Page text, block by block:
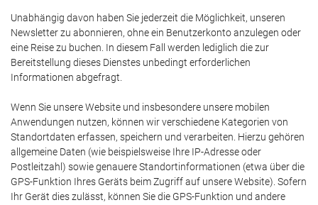
Unabhängig davon haben Sie jederzeit die Möglichkeit, unseren
Newsletter zu abonnieren, ohne ein Benutzerkonto anzulegen oder
eine Reise zu buchen. In diesem Fall werden lediglich die zur
Bereitstellung dieses Dienstes unbedingt erforderlichen
Informationen abgefragt.
Wenn Sie unsere Website und insbesondere unsere mobilen
Anwendungen nutzen, können wir verschiedene Kategorien von
Standortdaten erfassen, speichern und verarbeiten. Hierzu gehören
allgemeine Daten (wie beispielsweise Ihre IP-Adresse oder
Postleitzahl) sowie genauere Standortinformationen (etwa über die
GPS-Funktion Ihres Geräts beim Zugriff auf unsere Website). Sofern
Ihr Gerät dies zulässt, können Sie die GPS-Funktion und andere